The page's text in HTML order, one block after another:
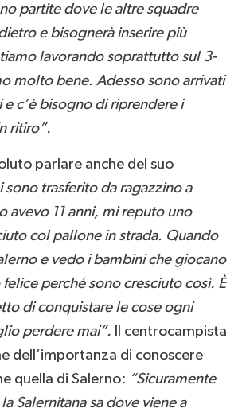
partite dove le altre squadre
e bisognerà inserire più
lavorando soprattutto sul 3-
molto bene. Adesso sono arrivati
c’è bisogno di riprendere i
ritiro”.
parlare anche del suo
sono trasferito da ragazzino a
avevo 11 anni, mi reputo uno
col pallone in strada. Quando
e vedo i bambini che giocano
perché sono cresciuto così. È
di conquistare le cose ogni
perdere mai”.
Il centrocampista
dell’importanza di conoscere
quella di Salerno: “Sicuramente
Salernitana sa dove viene a